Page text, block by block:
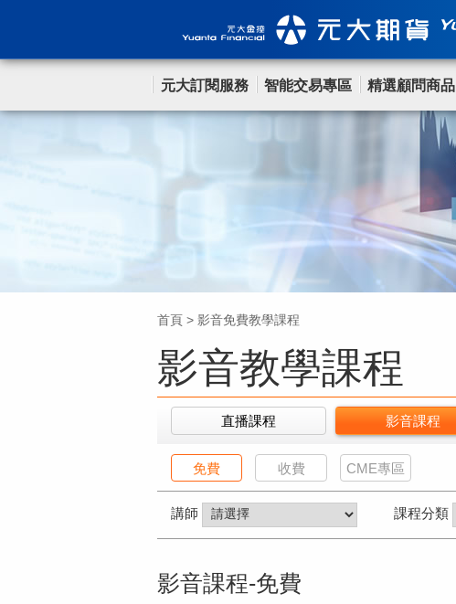
元大訂閱服務 智能交易專區 精選顧問商品
首頁 > 影音免費教學課程
影音教學課程
直播課程 影音課程
免費 收費 CME專區
講師 課程分類
影音課程-免費